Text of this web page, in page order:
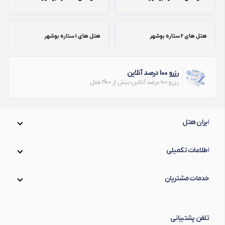
هتل های 2 ستاره بوشهر هتل های 1 ستاره بوشهر
رزرو 100 درصد آنلاین
رزرو 100 درصد آنلاین بیش از 1900 هتل
ایران هتل
اطلاعات تکمیلی
خدمات مشتریان
تلفن پشتیبانی